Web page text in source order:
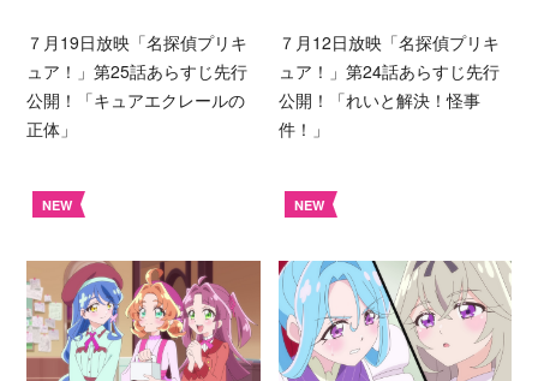
７月19日放映「名探偵プリキ
ュア！」第25話あらすじ先行
公開！「キュアエクレールの
正体」
７月12日放映「名探偵プリキ
ュア！」第24話あらすじ先行
公開！「れいと解決！怪事
件！」
NEW NEW